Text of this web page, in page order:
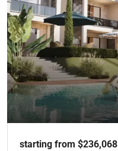
starting from $236,068